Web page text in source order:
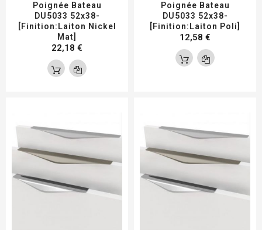
Poignée Bateau
DU5033 52x38-
[Finition:Laiton Nickel
Mat]
22,18 €
Poignée Bateau
DU5033 52x38-
[Finition:Laiton Poli]
12,58 €